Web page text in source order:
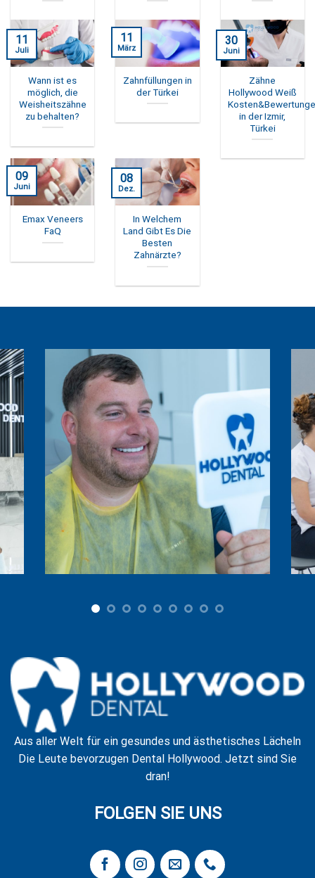
Wann ist es
möglich, die
Weisheitszähne
zu behalten?
11
Juli
Zahnfüllungen in
der Türkei
11
März
Zähne
Hollywood Weiß
in der Izmir,
Türkei
30
Juni
Emax Veneers
FaQ
09
Juni
In Welchem
Land Gibt Es Die
Besten
Zahnärzte?
08
Dez.
Aus aller Welt für ein gesundes und ästhetisches Lächeln
Die Leute bevorzugen Dental Hollywood. Jetzt sind Sie
dran!
FOLGEN SIE UNS